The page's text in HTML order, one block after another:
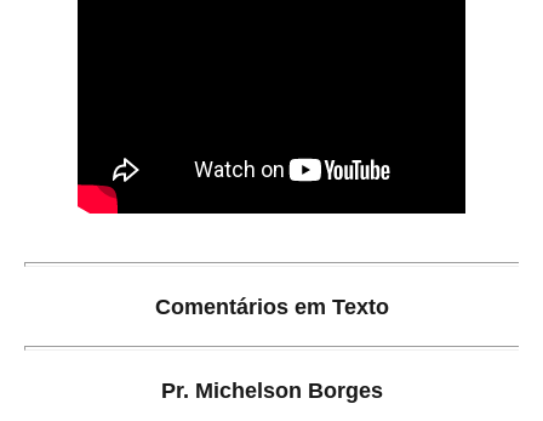
Comentários em Texto
Pr. Michelson Borges